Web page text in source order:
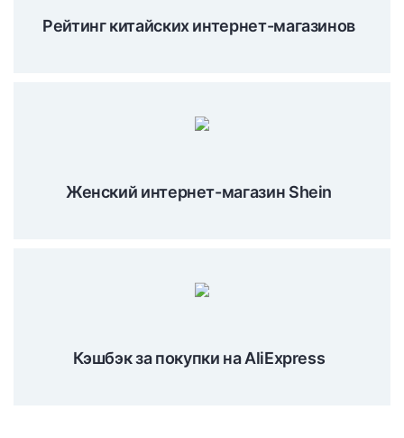
Рейтинг китайских интернет-магазинов
Женский интернет-магазин Shein
Кэшбэк за покупки на AliExpress